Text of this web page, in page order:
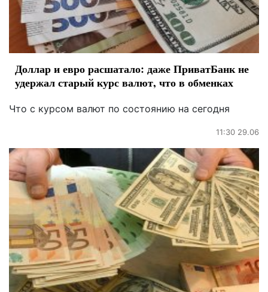
Доллар и евро расшатало: даже ПриватБанк не
удержал старый курс валют, что в обменках
Что с курсом валют по состоянию на сегодня
11:30 29.06